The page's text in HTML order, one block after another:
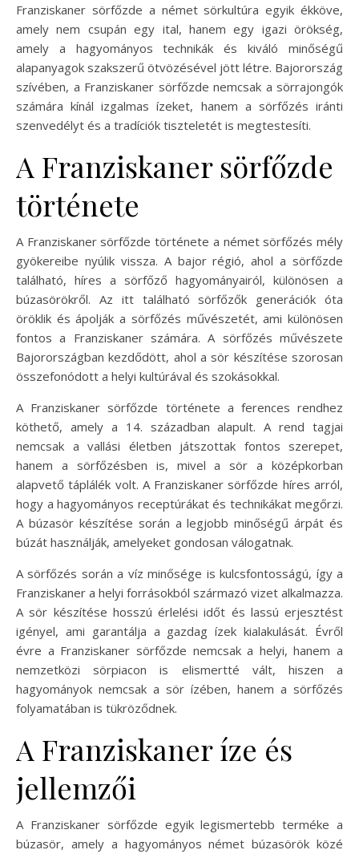
Franziskaner sörfőzde a német sörkultúra egyik ékköve,
amely nem csupán egy ital, hanem egy igazi örökség,
amely a hagyományos technikák és kiváló minőségű
alapanyagok szakszerű ötvözésével jött létre. Bajorország
szívében, a Franziskaner sörfőzde nemcsak a sörrajongók
számára kínál izgalmas ízeket, hanem a sörfőzés iránti
szenvedélyt és a tradíciók tiszteletét is megtestesíti.
A Franziskaner sörfőzde
története
A Franziskaner sörfőzde története a német sörfőzés mély
gyökereibe nyúlik vissza. A bajor régió, ahol a sörfőzde
található, híres a sörfőző hagyományairól, különösen a
búzasörökről. Az itt található sörfőzők generációk óta
öröklik és ápolják a sörfőzés művészetét, ami különösen
fontos a Franziskaner számára. A sörfőzés művészete
Bajorországban kezdődött, ahol a sör készítése szorosan
összefonódott a helyi kultúrával és szokásokkal.
A Franziskaner sörfőzde története a ferences rendhez
köthető, amely a 14. században alapult. A rend tagjai
nemcsak a vallási életben játszottak fontos szerepet,
hanem a sörfőzésben is, mivel a sör a középkorban
alapvető táplálék volt. A Franziskaner sörfőzde híres arról,
hogy a hagyományos receptúrákat és technikákat megőrzi.
A búzasör készítése során a legjobb minőségű árpát és
búzát használják, amelyeket gondosan válogatnak.
A sörfőzés során a víz minősége is kulcsfontosságú, így a
Franziskaner a helyi forrásokból származó vizet alkalmazza.
A sör készítése hosszú érlelési időt és lassú erjesztést
igényel, ami garantálja a gazdag ízek kialakulását. Évről
évre a Franziskaner sörfőzde nemcsak a helyi, hanem a
nemzetközi sörpiacon is elismertté vált, hiszen a
hagyományok nemcsak a sör ízében, hanem a sörfőzés
folyamatában is tükröződnek.
A Franziskaner íze és
jellemzői
A Franziskaner sörfőzde egyik legismertebb terméke a
búzasör, amely a hagyományos német búzasörök közé